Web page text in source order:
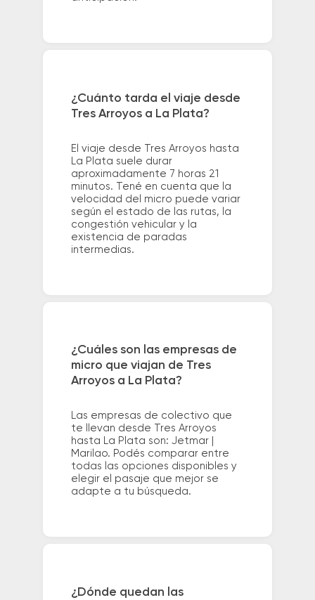
¿Cuánto tarda el viaje desde
Tres Arroyos a La Plata?
El viaje desde Tres Arroyos hasta
La Plata suele durar
aproximadamente 7 horas 21
minutos. Tené en cuenta que la
velocidad del micro puede variar
según el estado de las rutas, la
congestión vehicular y la
existencia de paradas
intermedias.
¿Cuáles son las empresas de
micro que viajan de Tres
Arroyos a La Plata?
Las empresas de colectivo que
te llevan desde Tres Arroyos
hasta La Plata son: Jetmar |
Marilao. Podés comparar entre
todas las opciones disponibles y
elegir el pasaje que mejor se
adapte a tu búsqueda.
¿Dónde quedan las